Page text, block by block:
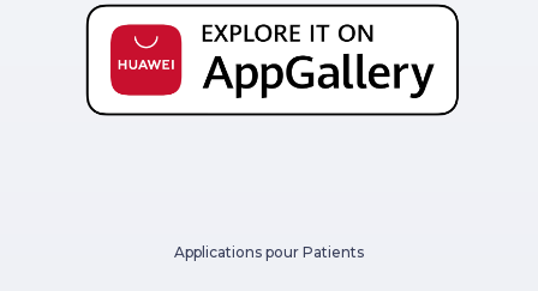
Applications pour Patients